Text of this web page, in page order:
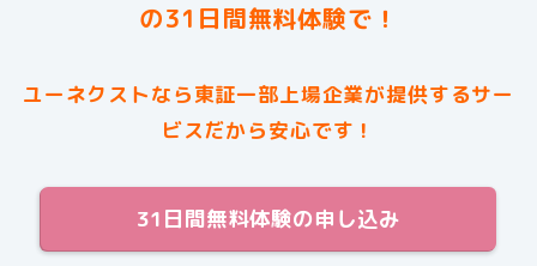
の31日間無料体験で！
ユーネクストなら東証一部上場企業が提供するサー
ビスだから安心です！
31日間無料体験の申し込み